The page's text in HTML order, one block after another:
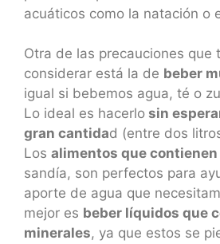
acuáticos como la natación o
Otra de las precauciones que
considerar está la de beber
igual si bebemos agua, té o
Lo ideal es hacerlo sin
gran cantidad (entre dos
Los alimentos que contienen
sandía, son perfectos para
aporte de agua que
mejor es beber líquidos que
minerales, ya que estos se